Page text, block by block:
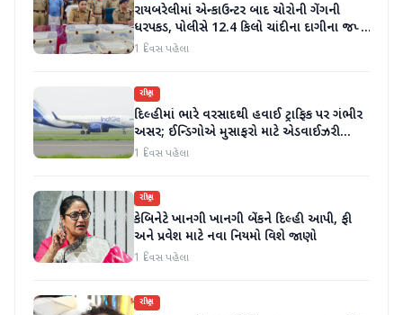
રાયબરેલીમાં એન્કાઉન્ટર બાદ ચોરોની ગેંગની
ધરપકડ, પોલીસે 12.4 કિલો ચાંદીના દાગીના જપ્ત
કર્યા
1 દિવસ પહેલા
રાષ્ટ્રીય
દિલ્હીમાં ભારે વરસાદથી હવાઈ ટ્રાફિક પર ગંભીર
અસર; ઈન્ડિગોએ મુસાફરો માટે એડવાઈઝરી
જાહેર કરી
1 દિવસ પહેલા
રાષ્ટ્રીય
કેબિનેટે ખાનગી ખાનગી બેંકને દિલ્હી આપી, ફી
અને પ્રવેશ માટે નવા નિયમો વિશે જાણો
1 દિવસ પહેલા
રાષ્ટ્રીય